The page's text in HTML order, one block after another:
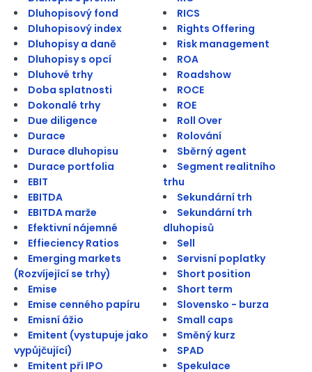
Dluhopisový fond
Dluhopisový index
Dluhopisy a daně
Dluhopisy s opcí
Dluhové trhy
Doba splatnosti
Dokonalé trhy
Due diligence
Durace
Durace dluhopisu
Durace portfolia
EBIT
EBITDA
EBITDA marže
Efektivní nájemné
Effieciency Ratios
Emerging markets
(Rozvíjející se trhy)
Emise
Emise cenného papíru
Emisní ážio
Emitent (vystupuje jako
vypůjčující)
Emitent při IPO
RICS
Rights Offering
Risk management
ROA
Roadshow
ROCE
ROE
Roll Over
Rolování
Sběrný agent
Segment realitního
trhu
Sekundární trh
Sekundární trh
dluhopisů
Sell
Servisní poplatky
Short position
Short term
Slovensko - burza
Small caps
Směný kurz
SPAD
Spekulace